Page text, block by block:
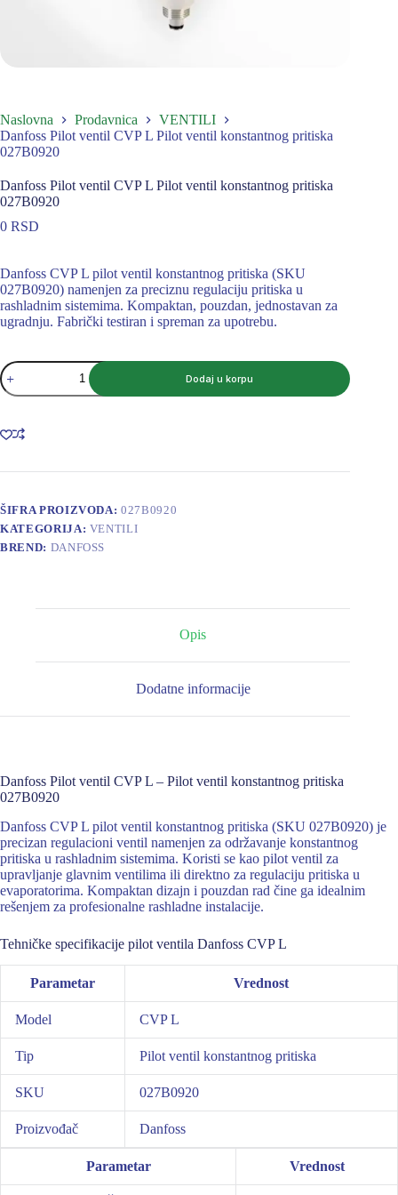
Naslovna Prodavnica
VENTILI
Danfoss Pilot ventil CVP L Pilot ventil konstantnog pritiska
027B0920
Danfoss Pilot ventil CVP L Pilot ventil konstantnog pritiska
027B0920
0 RSD
Danfoss CVP L pilot ventil konstantnog pritiska (SKU
027B0920) namenjen za preciznu regulaciju pritiska u
rashladnim sistemima. Kompaktan, pouzdan, jednostavan za
ugradnju. Fabrički testiran i spreman za upotrebu.
Danfoss
Pilot
ventil
L
Pilot
konstantnog
027B0920
količina
Dodaj u korpu
ŠIFRA PROIZVODA:027B0920
KATEGORIJA: VENTILI
BREND: DANFOSS
Opis
Dodatne informacije
Danfoss Pilot ventil CVP L – Pilot ventil konstantnog pritiska
027B0920
Danfoss CVP L pilot ventil konstantnog pritiska (SKU 027B0920) je
precizan regulacioni ventil namenjen za održavanje konstantnog
pritiska u rashladnim sistemima. Koristi se kao pilot ventil za
upravljanje glavnim ventilima ili direktno za regulaciju pritiska u
evaporatorima. Kompaktan dizajn i pouzdan rad čine ga idealnim
rešenjem za profesionalne rashladne instalacije.
Tehničke specifikacije pilot ventila Danfoss CVP L
Parametar Vrednost
Model CVP L
Tip Pilot ventil konstantnog pritiska
SKU 027B0920
Proizvođač Danfoss
Parametar Vrednost